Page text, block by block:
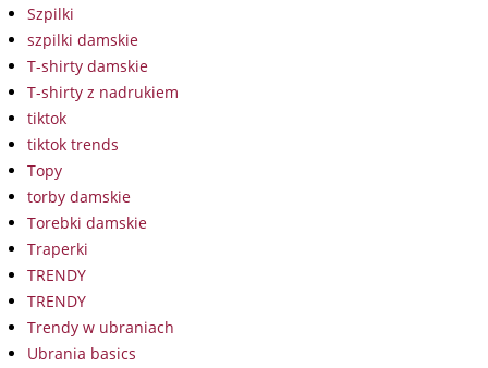
Szpilki
szpilki damskie
T-shirty damskie
T-shirty z nadrukiem
tiktok
tiktok trends
Topy
torby damskie
Torebki damskie
Traperki
TRENDY
TRENDY
Trendy w ubraniach
Ubrania basics